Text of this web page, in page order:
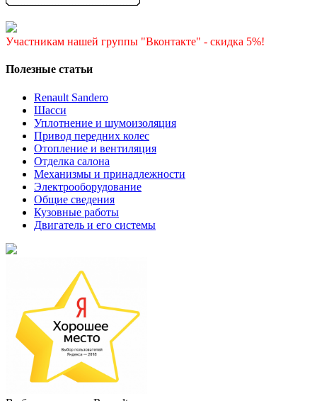
Участникам нашей группы "Вконтакте" - скидка 5%!
Полезные статьи
Renault Sandero
Шасси
Уплотнение и шумоизоляция
Привод передних колес
Отопление и вентиляция
Отделка салона
Механизмы и принадлежности
Электрооборудование
Общие сведения
Кузовные работы
Двигатель и его системы